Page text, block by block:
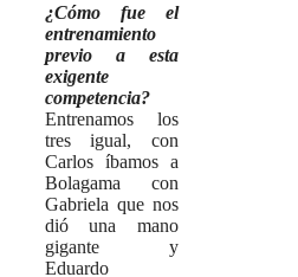
¿Cómo fue el
entrenamiento
previo a esta
exigente
competencia?
Entrenamos los
tres igual, con
Carlos íbamos a
Bolagama con
Gabriela que nos
dió una mano
gigante y
Eduardo